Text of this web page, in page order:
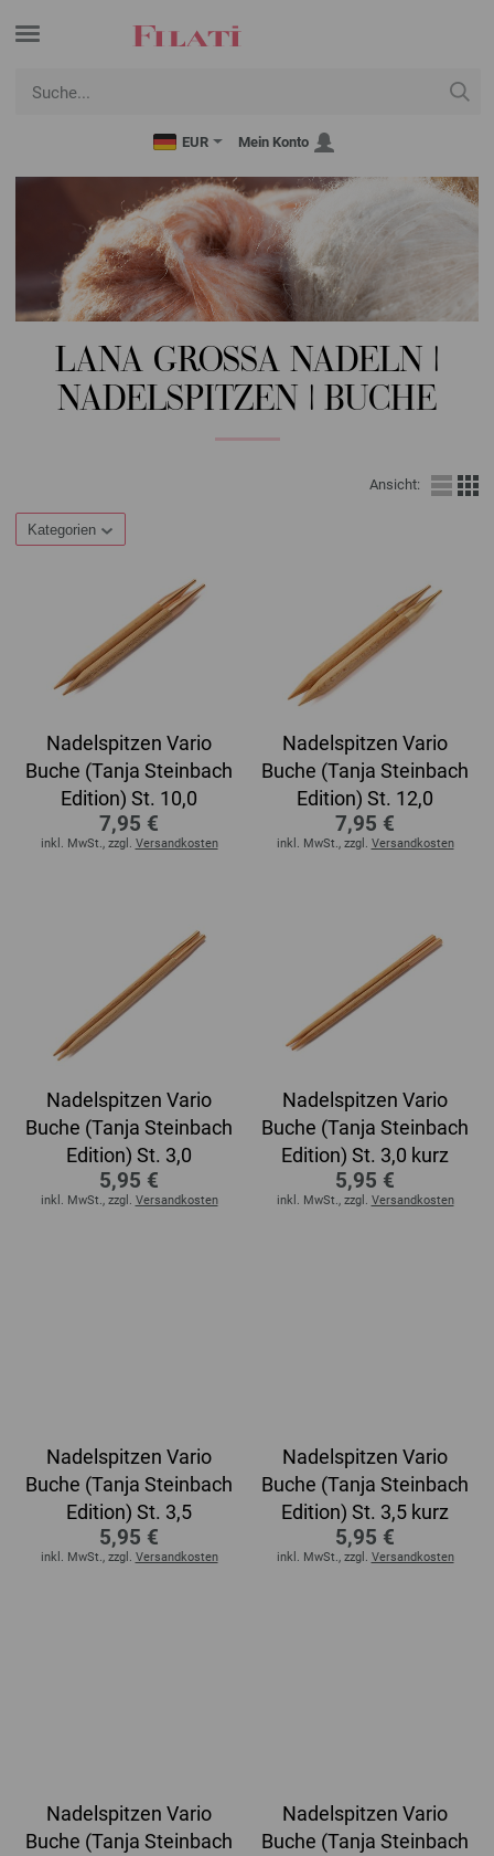
EUR Mein Konto
LANA GROSSA NADELN |
NADELSPITZEN | BUCHE
Ansicht:
Kategorien
Nadelspitzen Vario
Buche (Tanja Steinbach
Edition) St. 10,0
7,95 €
inkl. MwSt., zzgl. Versandkosten
Nadelspitzen Vario
Buche (Tanja Steinbach
Edition) St. 12,0
7,95 €
inkl. MwSt., zzgl. Versandkosten
Nadelspitzen Vario
Buche (Tanja Steinbach
Edition) St. 3,0
5,95 €
inkl. MwSt., zzgl. Versandkosten
Nadelspitzen Vario
Buche (Tanja Steinbach
Edition) St. 3,0 kurz
5,95 €
inkl. MwSt., zzgl. Versandkosten
Nadelspitzen Vario
Buche (Tanja Steinbach
Edition) St. 3,5
5,95 €
inkl. MwSt., zzgl. Versandkosten
Nadelspitzen Vario
Buche (Tanja Steinbach
Edition) St. 3,5 kurz
5,95 €
inkl. MwSt., zzgl. Versandkosten
Nadelspitzen Vario
Buche (Tanja Steinbach
Nadelspitzen Vario
Buche (Tanja Steinbach